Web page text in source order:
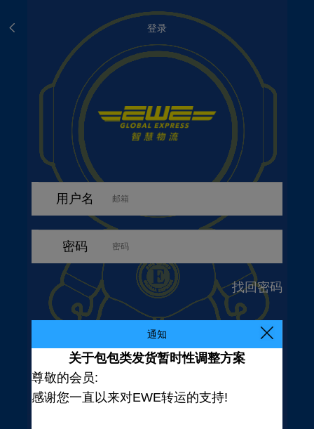
登录
用户名
密码
找回密码
通知
关于包包类发货暂时性调整方案
尊敬的会员:
感谢您一直以来对EWE转运的支持!